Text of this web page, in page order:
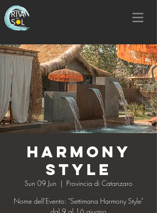
Harmony
Style
Sun 09 Jun
  |
Provincia di Catanzaro
Nome dell'Evento: "Settimana Harmony Style"